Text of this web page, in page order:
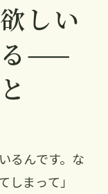
しい
る——
るんです。な
しまって」